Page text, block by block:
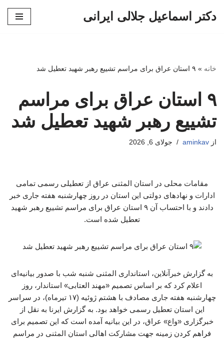
دکتر اسماعیل جلالی ایرانی
خانه » ۹ استان عراق برای مراسم تشییع رهبر شهید تعطیل شد
۹ استان عراق برای مراسم
تشییع رهبر شهید تعطیل شد
از aminkav جولای 6, 2026
مقامات محلی در استان المثنی عراق از تعطیلی رسمی تمامی
ادارات و نهادهای دولتی این استان در روز چهارشنبه هفته جاری خبر
دادند و با احتساب آن ۹ استان عراق برای مراسم تشییع رهبر شهید
تعطیل شده است.
به گزارش خبرآنلاین، استانداری المثنی شنبه شب با صدور بیانیه‌ای
اعلام کرد که بر اساس تصمیم «مهند العتابی» استاندار، روز
چهارشنبه هفته جاری مصادف با هشتم ژوئیه (۱۷ تیرماه)، در سراسر
این استان تعطیل رسمی خواهد بود. به گزارش ایرنا به نقل از
خبرگزاری «واع» عراق، در این بیانیه آمده است که این تصمیم برای
فراهم کردن زمینه جهت مشارکت اهالی استان المثنی در مراسم